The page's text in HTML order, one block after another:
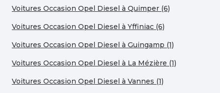
Voitures Occasion Opel Diesel à Quimper (6)
Voitures Occasion Opel Diesel à Yffiniac (6)
Voitures Occasion Opel Diesel à Guingamp (1)
Voitures Occasion Opel Diesel à La Mézière (1)
Voitures Occasion Opel Diesel à Vannes (1)